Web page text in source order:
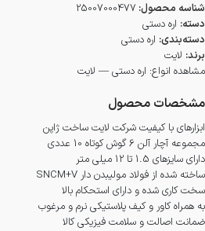
شناسه محصول: 25007000477
دسته: اره دستی
دسته‌بندی: اره دستی
برند: لایت
مشاهده انواع: اره دستی — لایت
مشخصات محصول
ابزارهای با کیفیت شرکت لایت ساخت ژاپن
مجموعه آچار آلن 6 گوش کوتاه 10 عددی
دارای سایزهای 1.5 تا 12 میلی متر
ساخته شده از فولاد مولیبدن دار SNCM+V
سخت کاری شده و دارای استحکام بالا
به همراه کاور و کیف پلاستیکی نرم و مرغوب
ضمانت اصالت و سلامت فیزیکی کالا